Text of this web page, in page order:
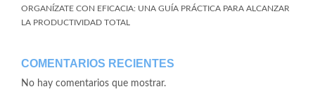
ORGANÍZATE CON EFICACIA: UNA GUÍA PRÁCTICA PARA ALCANZAR
LA PRODUCTIVIDAD TOTAL
COMENTARIOS RECIENTES
No hay comentarios que mostrar.